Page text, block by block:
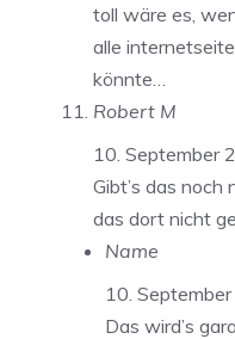
toll wäre es,
alle
könnte…
Robert M
10. September
Gibt’s das
das dort nicht
Name
10.
Das wird’s